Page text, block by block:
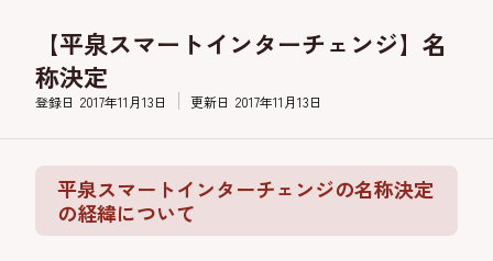
【平泉スマートインターチェンジ】名
称決定
登録日 2017年11月13日 更新日 2017年11月13日
平泉スマートインターチェンジの名称決定
の経緯について